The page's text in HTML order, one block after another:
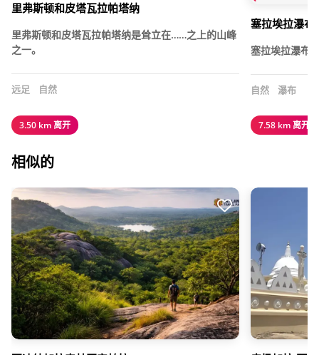
里弗斯顿和皮塔瓦拉帕塔纳
里弗斯顿和皮塔瓦拉帕塔纳是耸立在……之上的山峰
之一。
远足 自然
3.50 km 离开
塞拉埃拉瀑布
塞拉埃拉瀑布
自然 瀑布
7.58 km 离开
相似的